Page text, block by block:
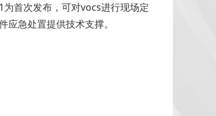
首次发布，可对vocs进行现场定
急处置提供技术支撑。